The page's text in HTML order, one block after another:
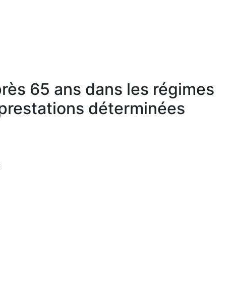
65 ans dans les régimes
déterminées